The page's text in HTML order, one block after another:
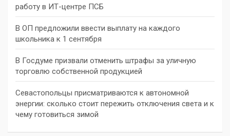
работу в ИТ-центре ПСБ
В ОП предложили ввести выплату на каждого
школьника к 1 сентября
В Госдуме призвали отменить штрафы за уличную
торговлю собственной продукцией
Севастопольцы присматриваются к автономной
энергии: сколько стоит пережить отключения света и к
чему готовиться зимой